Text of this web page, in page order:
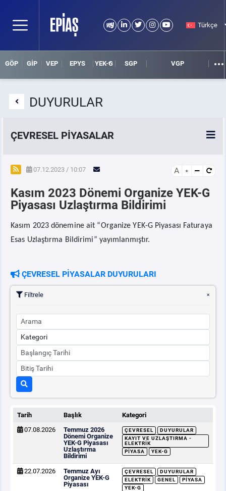
Türkçe
GÖP GİP VEP EPYS YEK-G SGP VGP
DUYURULAR
ÇEVRESEL PİYASALAR
YEK-G Piyasası
YEK-G Nedir?
07.12.2023 / 10:07 A
Kasım 2023 Dönemi Organize YEK-G
Piyasası Uzlaştırma Bildirimi
Kasım 2023 dönemine ait “Organize YEK-G Piyasası Faturaya
Esas Uzlaştırma Bildirimi” yayımlanmıştır.
ÇEVRESEL PİYASALAR DUYURULARI
Filtrele
Tarih Başlık
Kategori
07.08.2026
Temmuz 2026
Dönemi Organize
YEK-G Piyasası
Uzlaştırma
Bildirimi
ÇEVRESEL
DUYURULAR
KAYIT VE UZLAŞTIRMA -
ELEKTRIK
PIYASA
YEK-G
22.07.2026
Temmuz Ayı
Organize YEK-G
Piyasası
ÇEVRESEL
DUYURULAR
ELEKTRIK
GENEL
PIYASA
YEK-G